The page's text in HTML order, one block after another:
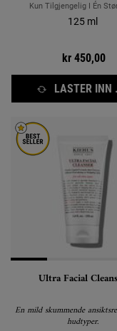
Kun Tilgjengelig I Én
125 ml
kr 450,00
LASTER INN
Ultra Facial
En mild skummende
hudtyper.